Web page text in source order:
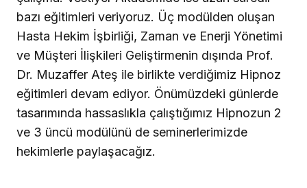
bazı eğitimleri veriyoruz. Üç modülden oluşan
Hasta Hekim İşbirliği, Zaman ve Enerji Yönetimi
ve Müşteri İlişkileri Geliştirmenin dışında Prof.
Dr. Muzaffer Ateş ile birlikte verdiğimiz Hipnoz
eğitimleri devam ediyor. Önümüzdeki günlerde
tasarımında hassaslıkla çalıştığımız Hipnozun 2
ve 3 üncü modülünü de seminerlerimizde
hekimlerle paylaşacağız.